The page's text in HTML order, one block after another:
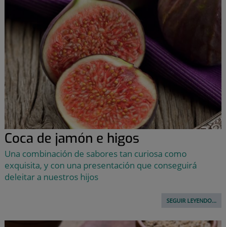
Coca de jamón e higos
Una combinación de sabores tan curiosa como
exquisita, y con una presentación que conseguirá
deleitar a nuestros hijos
SEGUIR LEYENDO...